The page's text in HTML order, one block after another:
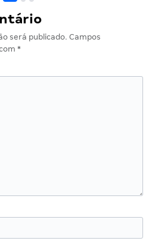
será publicado. Campos
*